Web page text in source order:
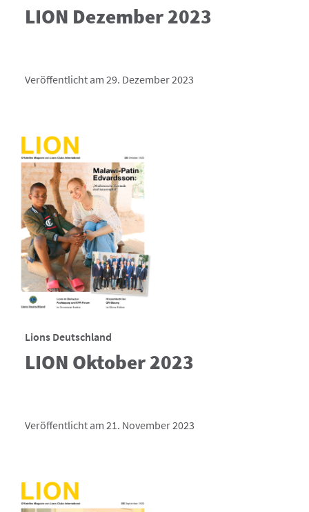
LION Dezember 2023
Veröffentlicht am 29. Dezember 2023
Lions Deutschland
LION Oktober 2023
Veröffentlicht am 21. November 2023